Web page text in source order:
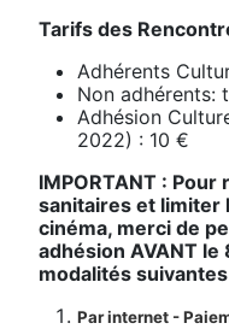
Tarifs des
Adhérents
Non adhérents:
Adhésion
2022) : 10 €
IMPORTANT :
sanitaires et limiter
cinéma, merci de
adhésion AVANT le
modalités
Par internet -